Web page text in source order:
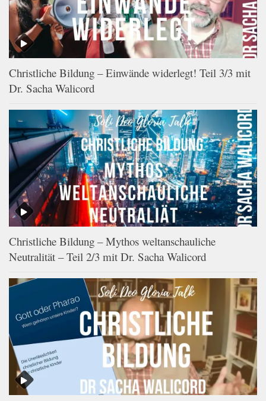
Christliche Bildung – Einwände widerlegt! Teil 3/3 mit
Dr. Sacha Walicord
Christliche Bildung – Mythos weltanschauliche
Neutralität – Teil 2/3 mit Dr. Sacha Walicord